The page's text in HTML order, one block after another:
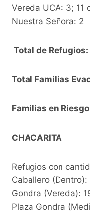
Vereda UCA: 3; 11
Nuestra Señora: 2
Total de Refugios:
Total Familias
Familias en
CHACARITA
Refugios con
Caballero (Dentro):
Gondra (Vereda):
Plaza Gondra